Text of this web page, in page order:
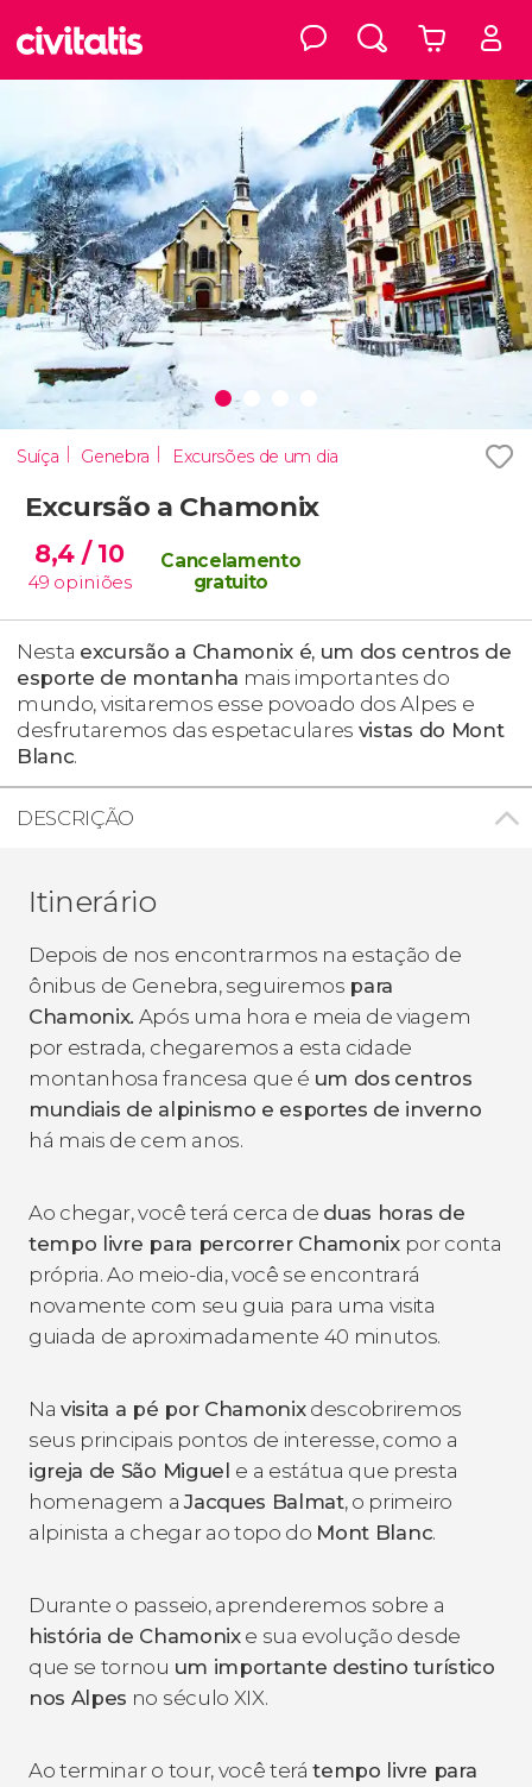
Suíça Genebra Excursões de um dia
Excursão a Chamonix
8,4 / 10
49 opiniões
Cancelamento
gratuito
Nesta excursão a Chamonix é, um dos centros de
esporte de montanha mais importantes do
mundo, visitaremos esse povoado dos Alpes e
desfrutaremos das espetaculares vistas do Mont
Blanc.
DESCRIÇÃO
Itinerário
Depois de nos encontrarmos na estação de
ônibus de Genebra, seguiremos para
Chamonix. Após uma hora e meia de viagem
por estrada, chegaremos a esta cidade
montanhosa francesa que é um dos centros
mundiais de alpinismo e esportes de inverno
há mais de cem anos.
Ao chegar, você terá cerca de duas horas de
tempo livre para percorrer Chamonix por conta
própria. Ao meio-dia, você se encontrará
novamente com seu guia para uma visita
guiada de aproximadamente 40 minutos.
Navisita a pé por Chamonixdescobriremos
seus principais pontos de interesse, como a
igreja de São Miguel e a estátua que presta
homenagem aJacques Balmat, o primeiro
alpinista a chegar ao topo do Mont Blanc.
Durante o passeio, aprenderemos sobre a
história de Chamonixe sua evolução desde
que se tornou um importante destino turístico
nos Alpes no século XIX.
Ao terminar o tour, você terátempo livre para